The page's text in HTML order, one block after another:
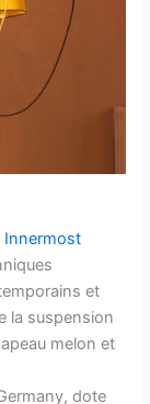
Innermost
et
la suspension
melon et
dote